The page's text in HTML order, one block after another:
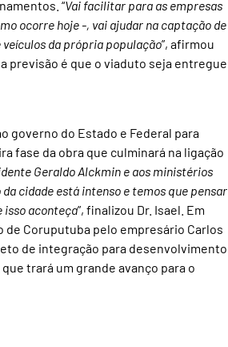
“Vai facilitar para as empresas
ocorre hoje -, vai ajudar na captação de
da própria população”, afirmou
previsão é que o viaduto seja entregue
governo do Estado e Federal para
fase da obra que culminará na ligação
Geraldo Alckmin e aos ministérios
cidade está intenso e temos que pensar
isso aconteça”, finalizou Dr. Isael. Em
Coruputuba pelo empresário Carlos
de integração para desenvolvimento
trará um grande avanço para o